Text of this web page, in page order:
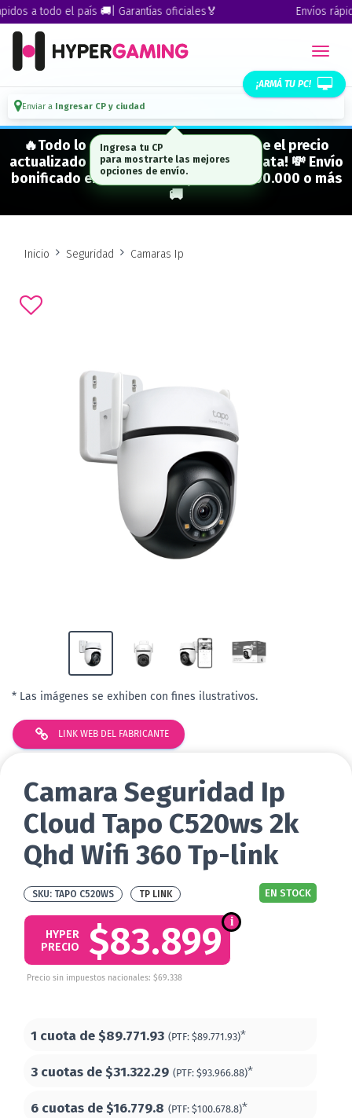
a todo el país 🚚| Garantías oficiales🏅 Envíos
¡ARMÁ TU PC!
Enviar a Ingresar CP y ciudad
🔥Todo lo que figura "EN STOCK" tiene el precio
actualizado y está para entrega inmediata! 💸 Envío
bonificado en CABA en compras de $500.000 o más
🚚
Inicio Seguridad Camaras Ip
* Las imágenes se exhiben con fines ilustrativos.
LINK WEB DEL FABRICANTE
Camara Seguridad Ip
Cloud Tapo C520ws 2k
Qhd Wifi 360 Tp-link
TAPO C520WS EN STOCK
TP LINK
$83.899
HYPER
PRECIO
Precio sin impuestos nacionales: $69.338
1 cuota de$89.771.93 (PTF: $89.771.93)*
3 cuotas de$31.322.29 (PTF: $93.966.88)*
6 cuotas de$16.779.8 (PTF: $100.678.8)*